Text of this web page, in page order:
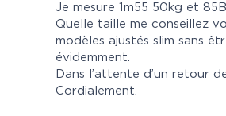
Je mesure 1m55 50kg et 85B
Quelle taille me conseillez
modèles ajustés slim sans
évidemment.
Dans l’attente d’un retour
Cordialement.